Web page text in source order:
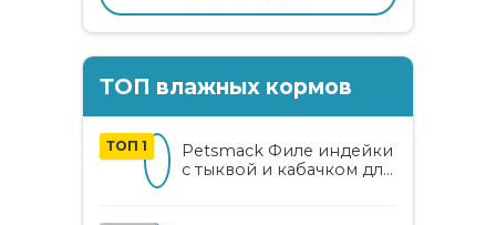
ТОП влажных кормов
ТОП 1
Petsmack Филе индейки
с тыквой и кабачком для